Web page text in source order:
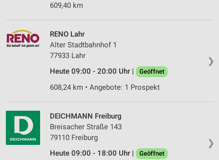
609,40 km
❯
RENO Lahr
Alter Stadtbahnhof 1
77933 Lahr
Heute 09:00 - 20:00 Uhr |
Geöffnet
608,24 km • Angebote: 1 Prospekt
❯
DEICHMANN Freiburg
Breisacher Straße 143
79110 Freiburg
Heute 09:00 - 18:00 Uhr |
Geöffnet